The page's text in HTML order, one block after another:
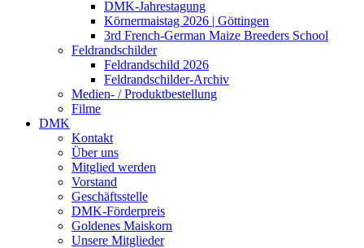
DMK-Jahrestagung
Körnermaistag 2026 | Göttingen
3rd French-German Maize Breeders School
Feldrandschilder
Feldrandschild 2026
Feldrandschilder-Archiv
Medien- / Produktbestellung
Filme
DMK
Kontakt
Über uns
Mitglied werden
Vorstand
Geschäftsstelle
DMK-Förderpreis
Goldenes Maiskorn
Unsere Mitglieder